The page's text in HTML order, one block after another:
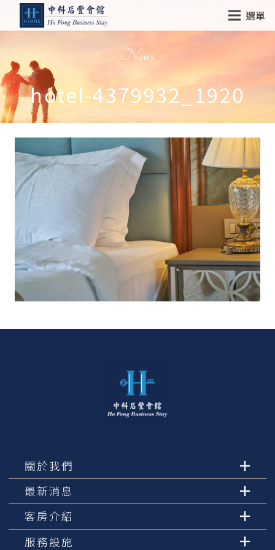
選單
News
hotel-4379932_1920
關於我們
最新消息
客房介紹
服務設施